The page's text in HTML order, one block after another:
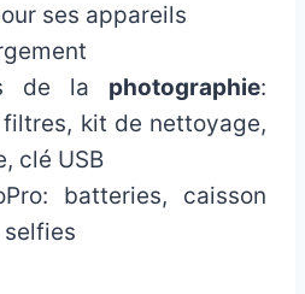
ses appareils
de la photographie:
kit de nettoyage,
clé USB
batteries, caisson